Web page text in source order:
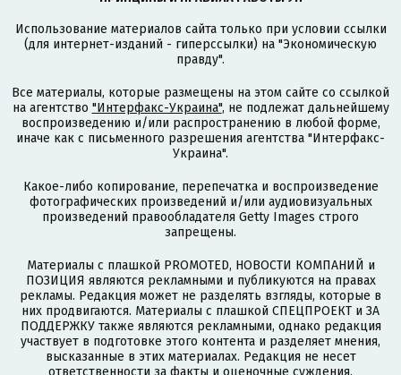
Использование материалов сайта только при условии ссылки
(для интернет-изданий - гиперссылки) на "Экономическую
правду".
Все материалы, которые размещены на этом сайте со ссылкой
на агентство "Интерфакс-Украина", не подлежат дальнейшему
воспроизведению и/или распространению в любой форме,
иначе как с письменного разрешения агентства "Интерфакс-
Украина".
Какое-либо копирование, перепечатка и воспроизведение
фотографических произведений и/или аудиовизуальных
произведений правообладателя Getty Images строго
запрещены.
Материалы с плашкой PROMOTED, НОВОСТИ КОМПАНИЙ и
ПОЗИЦИЯ являются рекламными и публикуются на правах
рекламы. Редакция может не разделять взгляды, которые в
них продвигаются. Материалы с плашкой СПЕЦПРОЕКТ и ЗА
ПОДДЕРЖКУ также являются рекламными, однако редакция
участвует в подготовке этого контента и разделяет мнения,
высказанные в этих материалах. Редакция не несет